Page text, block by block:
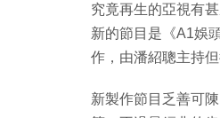
究竟再生的亞視有
新的節目是《A1娛
作，由潘紹聰主持
新製作節目乏善可